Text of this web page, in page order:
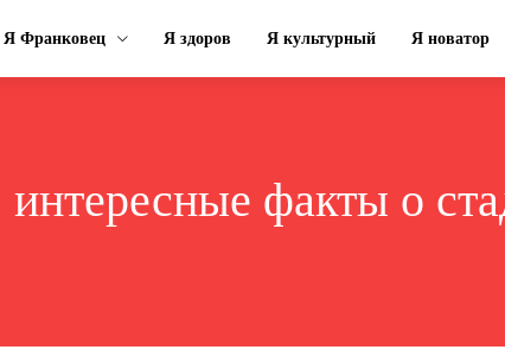
Я Франковец Я здоров Я культурный Я новатор
интересные факты о